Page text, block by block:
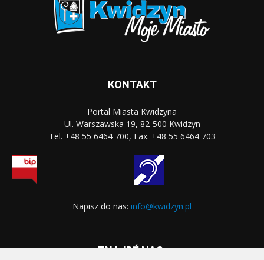
KONTAKT
Portal Miasta Kwidzyna
Ul. Warszawska 19, 82-500 Kwidzyn
Tel. +48 55 6464 700, Fax. +48 55 6464 703
Napisz do nas: info@kwidzyn.pl
ZNAJDŹ NAS: